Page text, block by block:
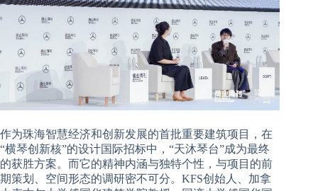
作为珠海智慧经济和创新发展的首批重要建筑项目，在
“横琴创新核”的设计国际招标中，“天沐琴台”成为最终
的获胜方案。而它的精神内涵与独特个性，与项目的前
期策划、空间形态的调研密不可分。 KFS创始人、加拿